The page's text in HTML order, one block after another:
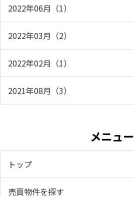
2022年06月（1）
2022年03月（2）
2022年02月（1）
2021年08月（3）
メニュー
トップ
売買物件を探す